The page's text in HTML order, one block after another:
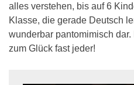
alles verstehen, bis auf 6
Klasse, die gerade Deutsch
wunderbar pantomimisch
zum Glück fast jeder!